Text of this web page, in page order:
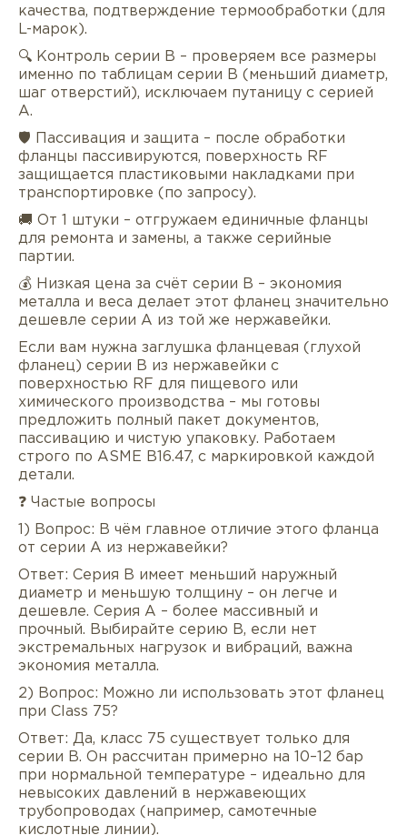
качества, подтверждение термообработки (для
L-марок).
🔍 Контроль серии B – проверяем все размеры
именно по таблицам серии B (меньший диаметр,
шаг отверстий), исключаем путаницу с серией
A.
🛡 Пассивация и защита – после обработки
фланцы пассивируются, поверхность RF
защищается пластиковыми накладками при
транспортировке (по запросу).
🚚 От 1 штуки – отгружаем единичные фланцы
для ремонта и замены, а также серийные
партии.
💰 Низкая цена за счёт серии B – экономия
металла и веса делает этот фланец значительно
дешевле серии A из той же нержавейки.
Если вам нужна заглушка фланцевая (глухой
фланец) серии B из нержавейки с
поверхностью RF для пищевого или
химического производства – мы готовы
предложить полный пакет документов,
пассивацию и чистую упаковку. Работаем
строго по ASME B16.47, с маркировкой каждой
детали.
❓ Частые вопросы
1) Вопрос: В чём главное отличие этого фланца
от серии A из нержавейки?
Ответ: Серия B имеет меньший наружный
диаметр и меньшую толщину – он легче и
дешевле. Серия A – более массивный и
прочный. Выбирайте серию B, если нет
экстремальных нагрузок и вибраций, важна
экономия металла.
2) Вопрос: Можно ли использовать этот фланец
при Class 75?
Ответ: Да, класс 75 существует только для
серии B. Он рассчитан примерно на 10–12 бар
при нормальной температуре – идеально для
невысоких давлений в нержавеющих
трубопроводах (например, самотечные
кислотные линии).